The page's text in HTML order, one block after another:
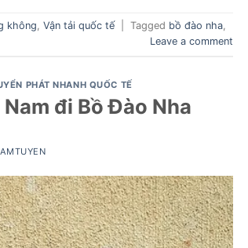
không, Vận tải quốc tế Tagged bồ đào nha,
Leave a comment
PHÁT NHANH QUỐC TẾ
đi Bồ Đào Nha